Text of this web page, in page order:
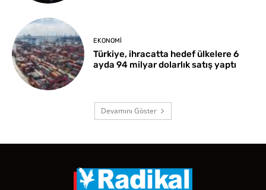
EKONOMI
Türkiye, ihracatta hedef ülkelere 6
ayda 94 milyar dolarlık satış yaptı
Devamını Göster